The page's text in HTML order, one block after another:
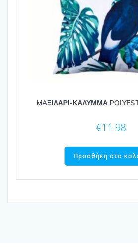
MAΞΙΛΑΡΙ-ΚΑΛΥΜΜΑ
€11.98
Προσθήκη στο